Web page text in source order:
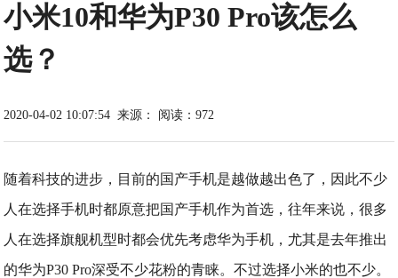
小米10和华为P30 Pro该怎么
选？
2020-04-02 10:07:54 来源： 阅读：972
随着科技的进步，目前的国产手机是越做越出色了，因此不少
人在选择手机时都原意把国产手机作为首选，往年来说，很多
人在选择旗舰机型时都会优先考虑华为手机，尤其是去年推出
的华为P30 Pro深受不少花粉的青睐。不过选择小米的也不少。